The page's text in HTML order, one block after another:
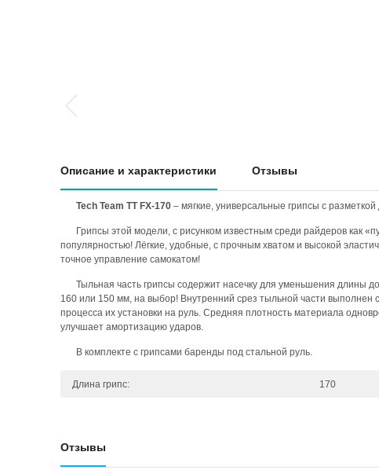
Описание и характеристики Отзывы
Tech Team TT FX-170 – мягкие, универсальные грипсы с
Грипсы этой модели, с рисунком известным среди райдеров как
популярностью! Лёгкие, удобные, с прочным хватом и высокой
точное управление самокатом!
Тыльная часть грипсы содержит насечку для уменьшения длины
160 или 150 мм, на выбор! Внутренний срез тыльной части выполнен
процесса их установки на руль. Средняя плотность материала
улучшает амортизацию ударов.
В комплекте с грипсами баренды под стальной руль.
Длина грипс: 170
Отзывы